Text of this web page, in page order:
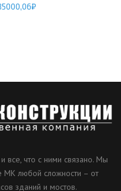
₽
все, что с ними связано. Мы
МК любой сложности – от
зданий и мостов.